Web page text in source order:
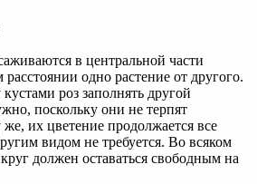
в центральной части
одно растение от другого.
роз заполнять другой
поскольку они не терпят
их цветение продолжается все
видом не требуется. Во всяком
должен оставаться свободным на